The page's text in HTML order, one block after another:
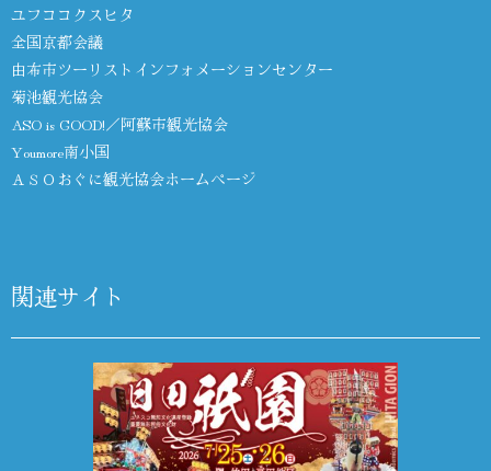
ユフココクスヒタ
全国京都会議
由布市ツーリストインフォメーションセンター
菊池観光協会
ASO is GOOD!／阿蘇市観光協会
Youmore南小国
ＡＳＯおぐに観光協会ホームページ
関連サイト